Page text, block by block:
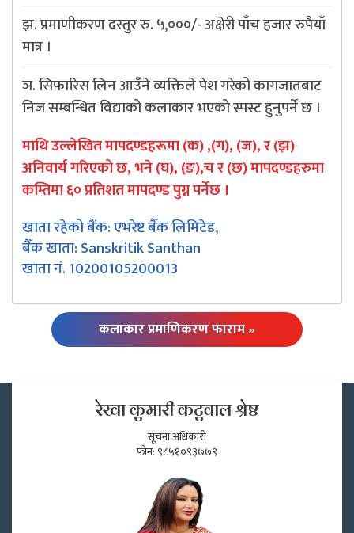
झ. प्रमाणीकरण दस्तुर रु. ५,०००/- अक्षेरी पाँच हजार रुपैयाँ
मात्र ।
ञ. सिफारिस लिन आउँने व्यक्तिले पेश गरेको कागजातबाट
निज सम्बन्धित विद्याको कलाकार भएको स्पस्ट हुनुपर्ने छ ।
माथि उल्लेखित मापदण्डहरूमा (क) ,(ग), (ज), र (झ)
अनिवार्य गरिएको छ, भने (घ), (ङ),च र (छ) मापदण्डहरुमा
कम्तिमा ६० प्रतिशत मापदण्ड पुग्न पर्नेछ ।
खाता रहेको बैंक: एभरेष्ट बैँक लिमिटेड,
बैँक खाता: Sanskritik Santhan
खाता नं. 10200105200013
कलाकार प्रमाणिकरण फाराम »
रेखा कुमारी कटुवाल श्रेष्ठ
सूचना अधिकारी
फोन: ९८५१०९३७७९